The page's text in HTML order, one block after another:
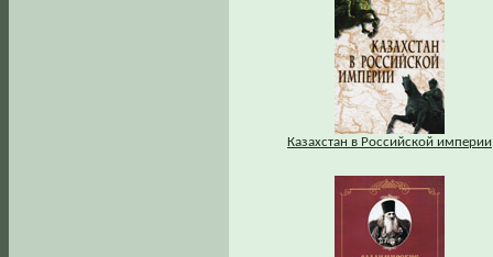
Казахстан в Российской империи